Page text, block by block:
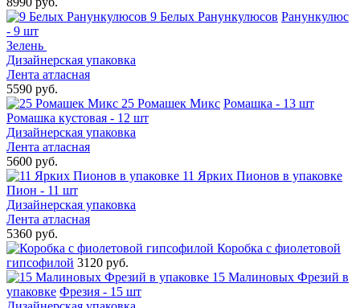
9 Белых Ранункулюсов Ранункулюс
- 9 шт
Зелень
Дизайнерская упаковка
Лента атласная
5590 руб.
25 Ромашек Микс Ромашка - 13 шт
Ромашка кустовая - 12 шт
Дизайнерская упаковка
Лента атласная
5600 руб.
11 Ярких Пионов в упаковке
Пион - 11 шт
Дизайнерская упаковка
Лента атласная
5360 руб.
Коробка с фиолетовой
гипсофилой 3120 руб.
15 Малиновых Фрезий в
упаковке Фрезия - 15 шт